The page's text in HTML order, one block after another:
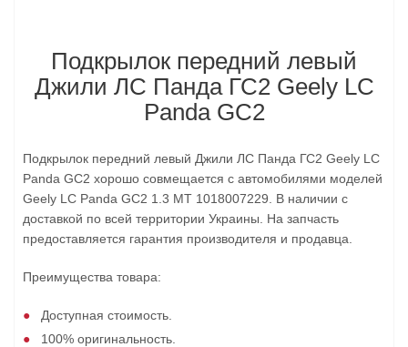
Подкрылок передний левый
Джили ЛС Панда ГС2 Geely LC
Panda GC2
Подкрылок передний левый Джили ЛС Панда ГС2 Geely LC
Panda GC2 хорошо совмещается с автомобилями моделей
Geely LC Panda GC2 1.3 MT 1018007229. В наличии с
доставкой по всей территории Украины. На запчасть
предоставляется гарантия производителя и продавца.
Преимущества товара:
Доступная стоимость.
100% оригинальность.